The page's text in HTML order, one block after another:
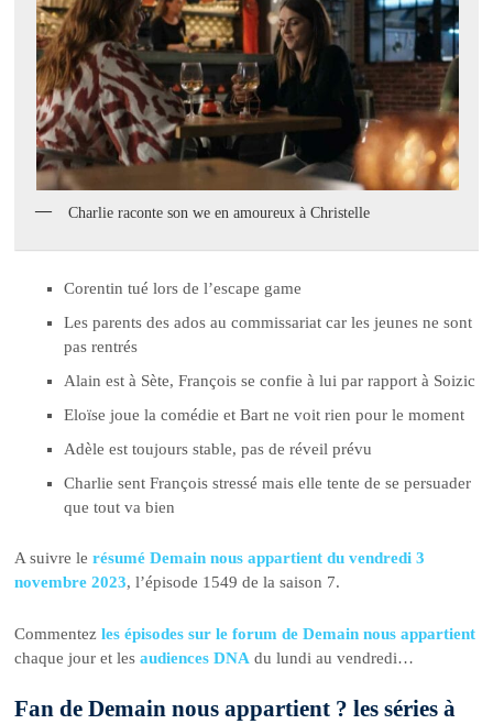
Charlie raconte son we en amoureux à Christelle
Corentin tué lors de l’escape game
Les parents des ados au commissariat car les jeunes ne sont
pas rentrés
Alain est à Sète, François se confie à lui par rapport à Soizic
Eloïse joue la comédie et Bart ne voit rien pour le moment
Adèle est toujours stable, pas de réveil prévu
Charlie sent François stressé mais elle tente de se persuader
que tout va bien
A suivre lerésumé Demain nous appartient du vendredi 3
novembre 2023, l’épisode 1549 de la saison 7.
Commentezles épisodes sur le forum de Demain nous appartient
chaque jour et lesaudiences DNA du lundi au vendredi…
Fan de Demain nous appartient ? les séries à